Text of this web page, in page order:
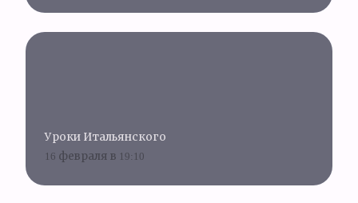
Уроки Итальянского
16 февраля в 19:10